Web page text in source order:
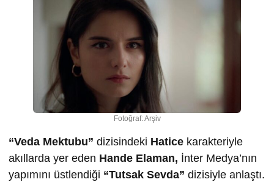
Fotoğraf: Arşiv
“Veda Mektubu” dizisindeki Hatice karakteriyle
akıllarda yer eden Hande Elaman, İnter Medya’nın
yapımını üstlendiği “Tutsak Sevda” dizisiyle anlaştı.